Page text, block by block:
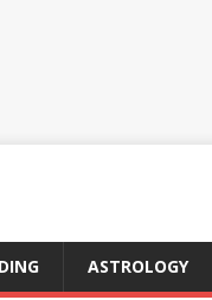
ASTROLOGY